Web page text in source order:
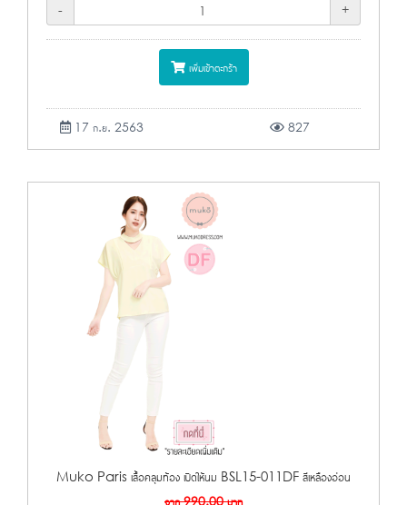
-
+
เพิ่มเข้าตะกร้า
17 ก.ย. 2563 827
Muko Paris เสื้อคลุมท้อง เปิดให้นม BSL15-011DF สีเหลืองอ่อน
จาก990.00บาท